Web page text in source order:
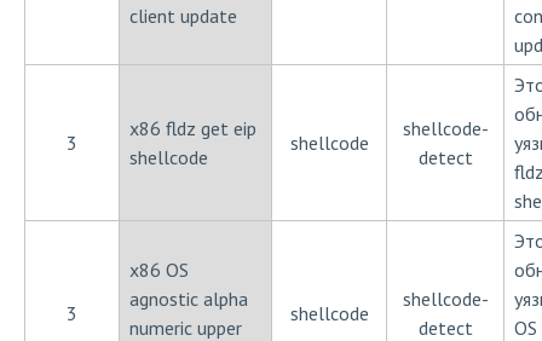
client update
3
x86 fldz get eip
shellcode
shellcode
shellcode-
detect
3
x86 OS
agnostic alpha
numeric upper
shellcode
shellcode-
detect